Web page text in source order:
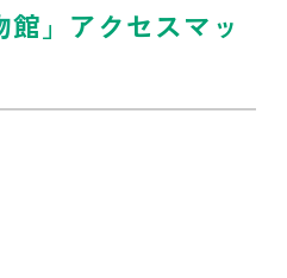
館」アクセスマッ